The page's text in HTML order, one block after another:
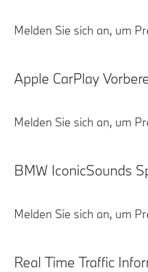
Melden Sie sich an, um
Apple CarPlay
Melden Sie sich an, um
BMW IconicSounds
Melden Sie sich an, um
Real Time Traffic